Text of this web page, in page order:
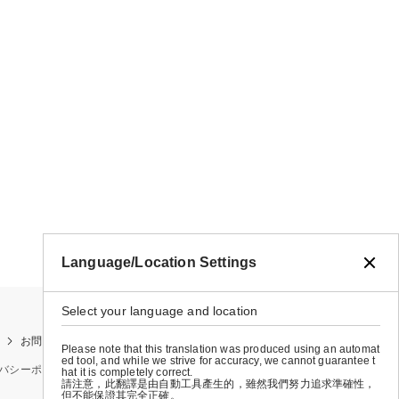
お問い合わせ
シーポリシー 特定商取引法に基づく表示 会社概要
Language/Location Settings
Select your language and location
Please note that this translation was produced using an automat
ed tool, and while we strive for accuracy, we cannot guarantee t
hat it is completely correct.
請注意，此翻譯是由自動工具產生的，雖然我們努力追求準確性，
但不能保證其完全正確。